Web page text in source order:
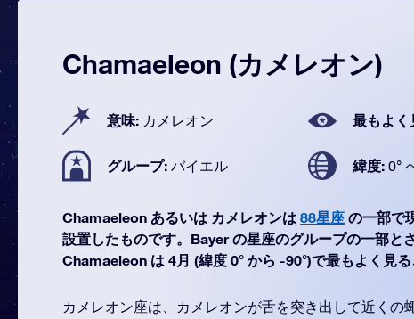
Chamaeleon (カメレオン)
意味: カメレオン 最もよく
グループ: バイエル 緯度: 0°
Chamaeleon あるいは カメレオンは 88星座 の一部で
設置したものです。Bayer の星座のグループの一部と
Chamaeleon は 4月 (緯度 0° から -90°)で最もよく見る
カメレオン座は、カメレオンが舌を突き出して近くの